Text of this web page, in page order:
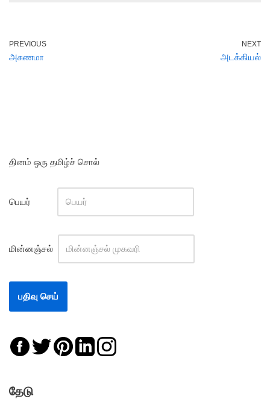
PREVIOUS
அசுணமா
NEXT
அடக்கியல்
தினம் ஒரு தமிழ்ச் சொல்
பெயர்
மின்னஞ்சல்
தேடு